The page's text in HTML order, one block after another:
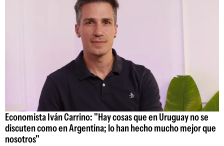
Economista Iván Carrino: "Hay cosas que en Uruguay no se
discuten como en Argentina; lo han hecho mucho mejor que
nosotros"